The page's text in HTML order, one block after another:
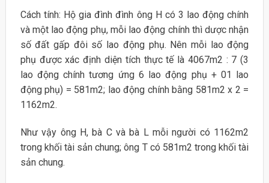
Cách tính: Hộ gia đình đình ông H có 3 lao động chính
và một lao động phụ, mỗi lao động chính thì dược nhận
số đất gấp đôi số lao động phụ. Nên mỗi lao động
phụ được xác định diện tích thực tế là 4067m2 : 7 (3
lao động chính tương ứng 6 lao động phụ + 01 lao
động phụ) = 581m2; lao động chính bằng 581m2 x 2 =
1162m2.
Như vậy ông H, bà C và bà L mỗi người có 1162m2
trong khối tài sản chung; ông T có 581m2 trong khối tài
sản chung.